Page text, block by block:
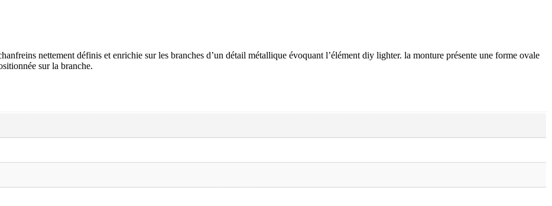
nettement définis et enrichie sur les branches d’un détail métallique évoquant l’élément diy lighter. la monture présente une forme ovale
sur la branche.